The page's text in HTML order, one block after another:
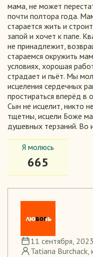
мама, не может
почти полтора года.
старается жить и
запой и хочет к папе.
не принадлежит,
стараемся окружить
условиях, хорошая
страдает и пьёт. Мы
исцеления сердечных
простираться вперёд в
Сын не исцелит, никто
тщетны, исцели Боже
душевных терзаний. Во
Я молюсь
665
11 сентября,
Tatiana Burchack,